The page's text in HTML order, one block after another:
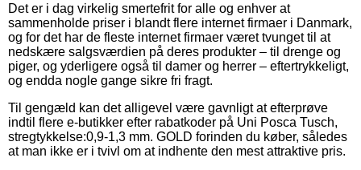
Det er i dag virkelig smertefrit for alle og enhver at
sammenholde priser i blandt flere internet firmaer i Danmark,
og for det har de fleste internet firmaer været tvunget til at
nedskære salgsværdien på deres produkter – til drenge og
piger, og yderligere også til damer og herrer – eftertrykkeligt,
og endda nogle gange sikre fri fragt.
Til gengæld kan det alligevel være gavnligt at efterprøve
indtil flere e-butikker efter rabatkoder på Uni Posca Tusch,
stregtykkelse:0,9-1,3 mm. GOLD forinden du køber, således
at man ikke er i tvivl om at indhente den mest attraktive pris.